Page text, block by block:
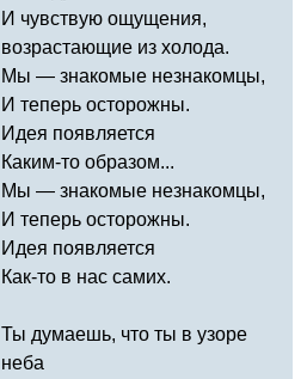
И чувствую ощущения,
возрастающие из холода.
Мы — знакомые незнакомцы,
И теперь осторожны.
Идея появляется
Каким-то образом...
Мы — знакомые незнакомцы,
И теперь осторожны.
Идея появляется
Как-то в нас самих.
Ты думаешь, что ты в узоре
неба